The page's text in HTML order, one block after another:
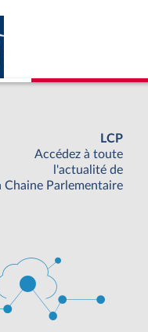
LCP
Accédez à toute
l'actualité de
Chaine Parlementaire